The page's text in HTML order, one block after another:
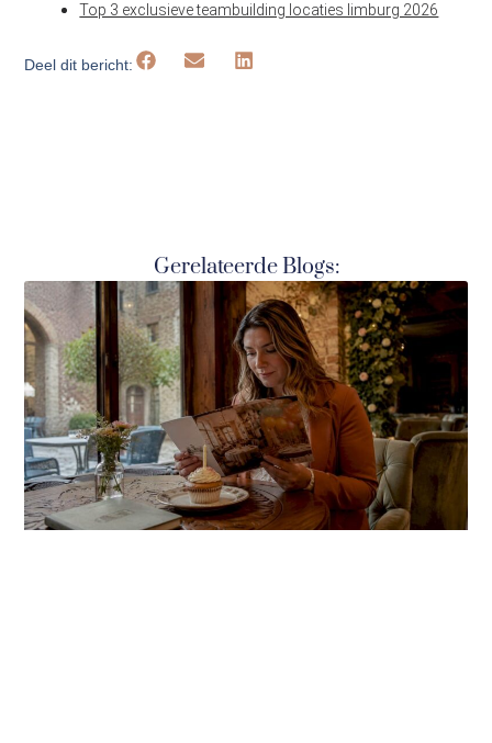
Top 3 exclusieve teambuilding locaties limburg 2026
Deel dit bericht:
Gerelateerde Blogs: